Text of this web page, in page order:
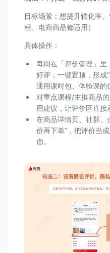
目标场景：想提升转化率
程、电商商品都适用）
具体操作：
每周在「评价管理」里
好评，一键置顶，形成
通用课时包、体验课的
对重点课程/主推商品
用建议，让评价区直接
在商品详情页、社群、
价再下单”，把评价当
虑。